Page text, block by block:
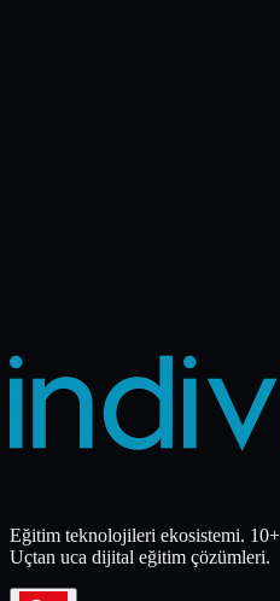
Eğitim teknolojileri ekosistemi.
Uçtan uca dijital eğitim çözümleri.